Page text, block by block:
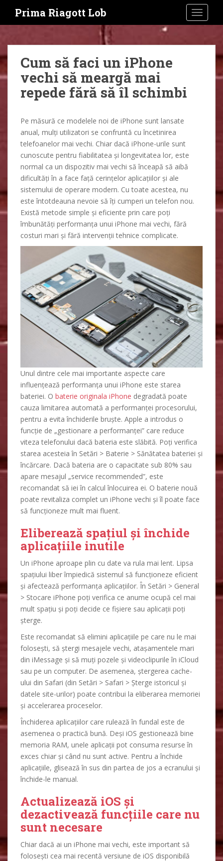
i
o
m
t
Prima Riagott Lob
Cum să faci un iPhone
vechi să meargă mai
repede fără să îl schimbi
Pe măsură ce modelele noi de iPhone sunt lansate
anual, mulți utilizatori se confruntă cu încetinirea
telefoanelor mai vechi. Chiar dacă iPhone-urile sunt
cunoscute pentru fiabilitatea și longevitatea lor, este
normal ca un dispozitiv mai vechi să înceapă să aibă
dificultăți în a face față cerințelor aplicațiilor și ale
sistemului de operare modern. Cu toate acestea, nu
este întotdeauna nevoie să îți cumperi un telefon nou.
Există metode simple și eficiente prin care poți
îmbunătăți performanța unui iPhone mai vechi, fără
costuri mari și fără intervenții tehnice complicate.
Unul dintre cele mai importante aspecte care
influențează performanța unui iPhone este starea
bateriei. O baterie originala iPhone degradată poate
cauza limitarea automată a performanței procesorului,
pentru a evita închiderile bruște. Apple a introdus o
funcție de „gestionare a performanței” care reduce
viteza telefonului dacă bateria este slăbită. Poți verifica
starea acesteia în Setări > Baterie > Sănătatea bateriei și
încărcare. Dacă bateria are o capacitate sub 80% sau
apare mesajul „service recommended”, este
recomandat să iei în calcul înlocuirea ei. O baterie nouă
poate revitaliza complet un iPhone vechi și îl poate face
să funcționeze mult mai fluent.
Eliberează spațiul și închide
aplicațiile inutile
Un iPhone aproape plin cu date va rula mai lent. Lipsa
spațiului liber împiedică sistemul să funcționeze eficient
și afectează performanța aplicațiilor. În Setări > General
> Stocare iPhone poți verifica ce anume ocupă cel mai
mult spațiu și poți decide ce fișiere sau aplicații poți
șterge.
Este recomandat să elimini aplicațiile pe care nu le mai
folosești, să ștergi mesajele vechi, atașamentele mari
din iMessage și să muți pozele și videoclipurile în iCloud
sau pe un computer. De asemenea, ștergerea cache-
ului din Safari (din Setări > Safari > Șterge istoricul și
datele site-urilor) poate contribui la eliberarea memoriei
și accelerarea proceselor.
Închiderea aplicațiilor care rulează în fundal este de
asemenea o practică bună. Deși iOS gestionează bine
memoria RAM, unele aplicații pot consuma resurse în
exces chiar și când nu sunt active. Pentru a închide
aplicațiile, glisează în sus din partea de jos a ecranului și
închide-le manual.
Actualizează iOS și
dezactivează funcțiile care nu
sunt necesare
Chiar dacă ai un iPhone mai vechi, este important să
folosești cea mai recentă versiune de iOS disponibilă